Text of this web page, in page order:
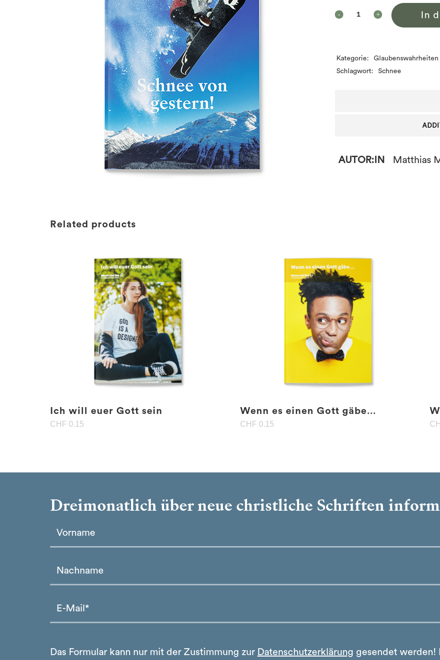
In
Kategorie:
Glaubenswahrheiten
Schlagwort:
Schnee
AUTOR:IN Matthias
Related products
Ich will euer Gott sein
CHF 0.15
Wenn es einen Gott gäbe…
CHF 0.15
Dreimonatlich über neue christliche Schriften
Das Formular kann nur mit der Zustimmung zur Datenschutzerklärung gesendet werden!